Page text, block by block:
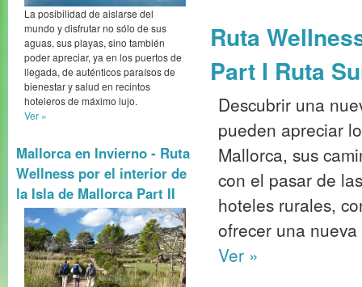
La posibilidad de aislarse del
mundo y disfrutar no sólo de sus
aguas, sus playas, sino también
poder apreciar, ya en los puertos de
llegada, de auténticos paraísos de
bienestar y salud en recintos
hoteleros de máximo lujo.
Ver »
Mallorca en Invierno - Ruta
Wellness por el interior de
la Isla de Mallorca Part II
Ruta
Part I Ruta
Descubrir una
pueden apreciar
Mallorca, sus
con el pasar de
hoteles rurales,
ofrecer una
Ver »